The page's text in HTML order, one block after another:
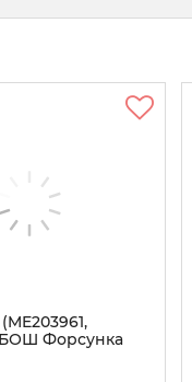
БОШ Форсунка
III 3.2 DI-D